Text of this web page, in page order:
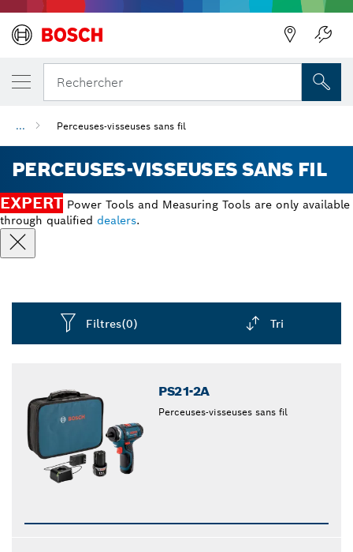
Rechercher
... Perceuses-visseuses sans fil
PERCEUSES-VISSEUSES SANS FIL
EXPERT Power Tools and Measuring Tools are only available
through qualified dealers.
Filtres(0) Tri
PS21-2A
Perceuses-visseuses sans fil